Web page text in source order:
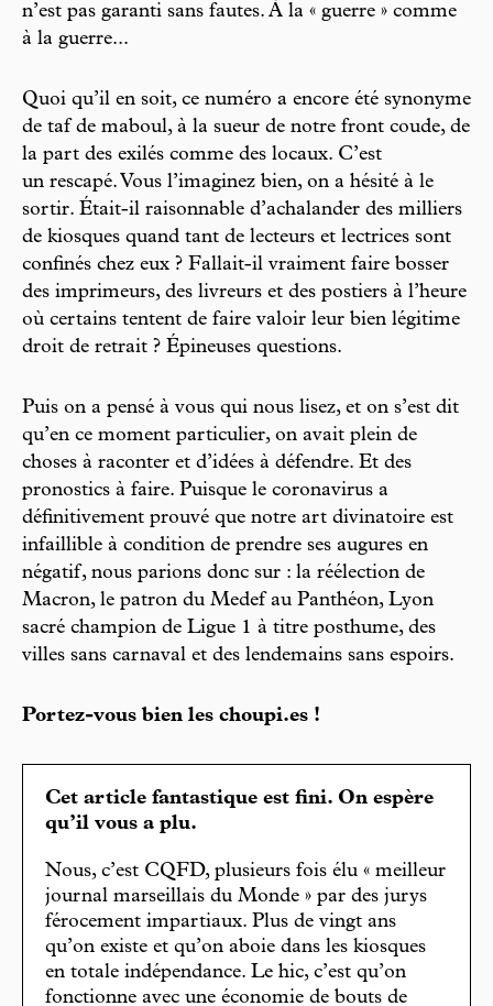
n’est pas garanti sans fautes. À la « guerre » comme
à la guerre...
Quoi qu’il en soit, ce numéro a encore été synonyme
de taf de maboul, à la sueur de notre front coude, de
la part des exilés comme des locaux. C’est
un rescapé. Vous l’imaginez bien, on a hésité à le
sortir. Était-il raisonnable d’achalander des milliers
de kiosques quand tant de lecteurs et lectrices sont
confinés chez eux ? Fallait-il vraiment faire bosser
des imprimeurs, des livreurs et des postiers à l’heure
où certains tentent de faire valoir leur bien légitime
droit de retrait ? Épineuses questions.
Puis on a pensé à vous qui nous lisez, et on s’est dit
qu’en ce moment particulier, on avait plein de
choses à raconter et d’idées à défendre. Et des
pronostics à faire. Puisque le coronavirus a
définitivement prouvé que notre art divinatoire est
infaillible à condition de prendre ses augures en
négatif, nous parions donc sur : la réélection de
Macron, le patron du Medef au Panthéon, Lyon
sacré champion de Ligue 1 à titre posthume, des
villes sans carnaval et des lendemains sans espoirs.
Portez-vous bien les choupi.es !
Cet article fantastique est fini. On espère
qu’il vous a plu.
Nous, c’est CQFD, plusieurs fois élu « meilleur
journal marseillais du Monde » par des jurys
férocement impartiaux. Plus de vingt ans
qu’on existe et qu’on aboie dans les kiosques
en totale indépendance. Le hic, c’est qu’on
fonctionne avec une économie de bouts de